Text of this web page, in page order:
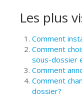
Les plus
Comment
Comment
sous-dossier
Comment
Comment
dossier?